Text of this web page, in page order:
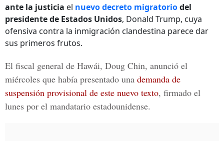
ante la justicia el nuevo decreto migratoriodel
presidente de Estados Unidos, Donald Trump, cuya
ofensiva contra la inmigración clandestina parece dar
sus primeros frutos.
El fiscal general de Hawái, Doug Chin, anunció el
miércoles que había presentado una demanda de
suspensión provisional de este nuevo texto, firmado el
lunes por el mandatario estadounidense.